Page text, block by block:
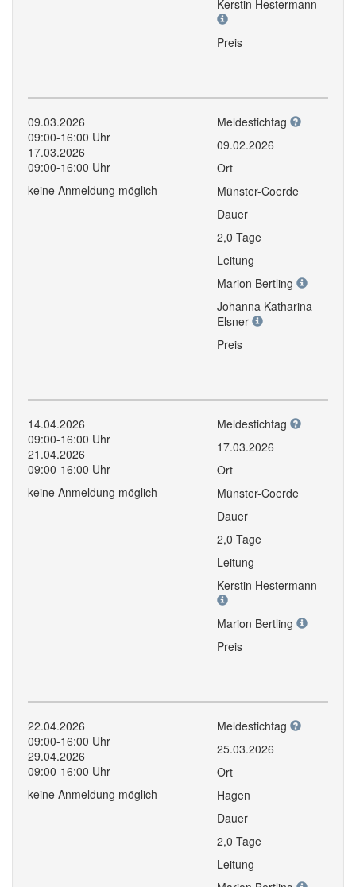
Kerstin Hestermann
Preis
09.03.2026
09:00-16:00 Uhr
17.03.2026
09:00-16:00 Uhr
keine Anmeldung möglich
Meldestichtag
09.02.2026
Ort
Münster-Coerde
Dauer
2,0 Tage
Leitung
Marion Bertling
Johanna Katharina
Elsner
Preis
14.04.2026
09:00-16:00 Uhr
21.04.2026
09:00-16:00 Uhr
keine Anmeldung möglich
Meldestichtag
17.03.2026
Ort
Münster-Coerde
Dauer
2,0 Tage
Leitung
Kerstin Hestermann
Marion Bertling
Preis
22.04.2026
09:00-16:00 Uhr
29.04.2026
09:00-16:00 Uhr
keine Anmeldung möglich
Meldestichtag
25.03.2026
Ort
Hagen
Dauer
2,0 Tage
Leitung